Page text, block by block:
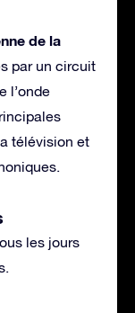
de la
par un circuit
l’onde
télévision et
les jours